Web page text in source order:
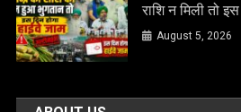
राशि न मिली तो
August 5, 2026